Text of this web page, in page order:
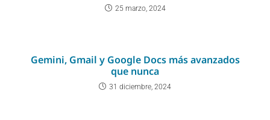
25 marzo, 2024
Gemini, Gmail y Google Docs más avanzados
que nunca
31 diciembre, 2024